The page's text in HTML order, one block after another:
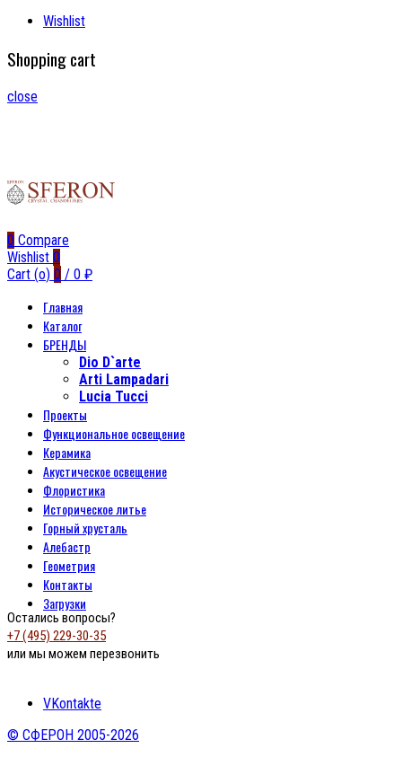
Wishlist
Shopping cart
close
0 Compare
Wishlist 0
Cart (o) 0 / 0 ₽
Главная
Каталог
БРЕНДЫ
Dio D`arte
Arti Lampadari
Lucia Tucci
Проекты
Функциональное освещение
Керамика
Акустическое освещение
Флористика
Историческое литье
Горный хрусталь
Алебастр
Геометрия
Контакты
Загрузки
Остались вопросы?
+7 (495) 229-30-35
или мы можем перезвонить
VKontakte
© СФЕРОН 2005-2026